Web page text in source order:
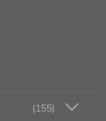
(155)